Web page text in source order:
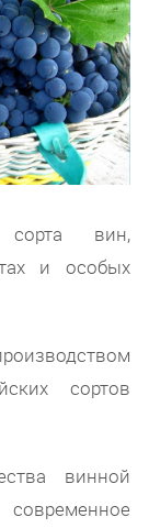
сорта вин,
и особых
сортов
винной